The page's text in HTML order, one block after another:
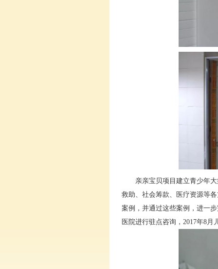
亲亲宝贝项目建立青少年
救助、社会筹款、医疗资源等
案例，并通过这些案例，进一
医院进行驻点咨询，2017年8月